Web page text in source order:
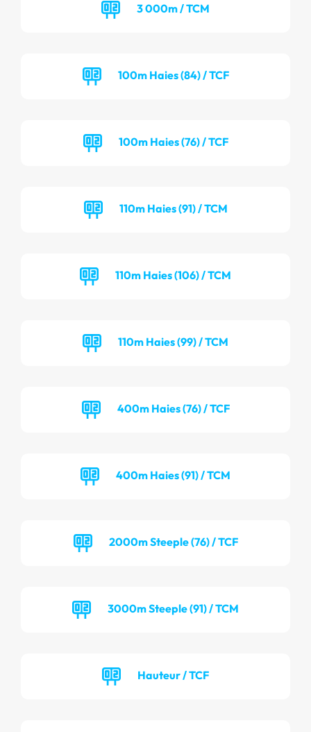
3 000m / TCM
100m Haies (84) / TCF
100m Haies (76) / TCF
110m Haies (91) / TCM
110m Haies (106) / TCM
110m Haies (99) / TCM
400m Haies (76) / TCF
400m Haies (91) / TCM
2000m Steeple (76) / TCF
3000m Steeple (91) / TCM
Hauteur / TCF